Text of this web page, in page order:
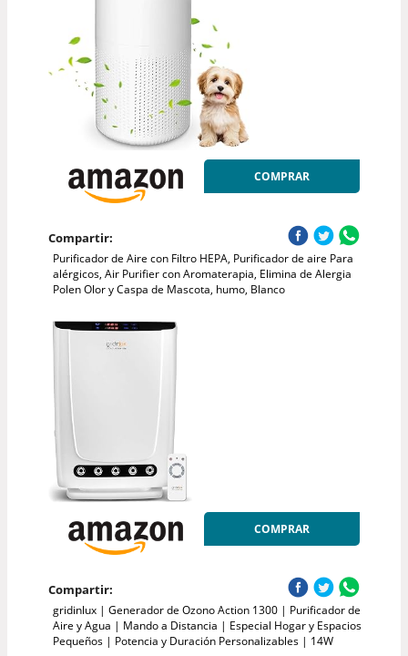
COMPRAR
Compartir:
Purificador de Aire con Filtro HEPA, Purificador de aire Para
alérgicos, Air Purifier con Aromaterapia, Elimina de Alergia
Polen Olor y Caspa de Mascota, humo, Blanco
COMPRAR
Compartir:
gridinlux | Generador de Ozono Action 1300 | Purificador de
Aire y Agua | Mando a Distancia | Especial Hogar y Espacios
Pequeños | Potencia y Duración Personalizables | 14W